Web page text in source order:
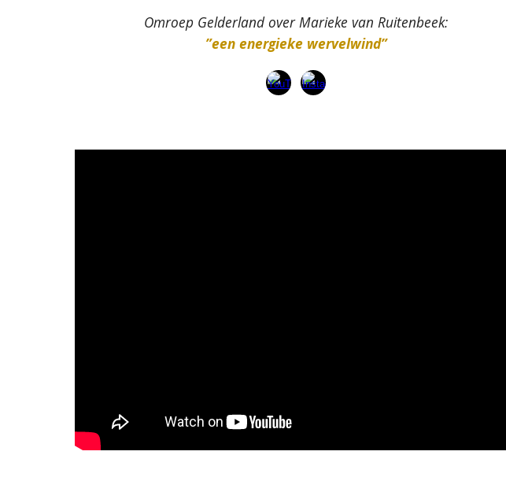
Omroep Gelderland over Marieke van Ruitenbeek:
”een energieke wervelwind”